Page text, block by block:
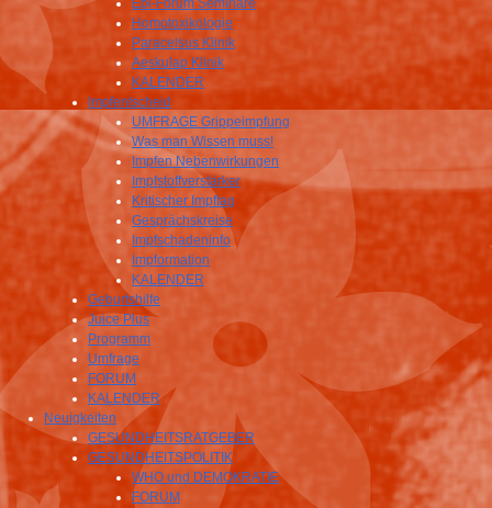
Ebi-Forum Seminare
Homotoxikologie
Paracelsus Klinik
Aeskulap Klinik
KALENDER
Impfentscheid
UMFRAGE Grippeimpfung
Was man Wissen muss!
Impfen Nebenwirkungen
Impfstoffverstärker
Kritischer Impftag
Gesprächskreise
Impfschadeninfo
Impformation
KALENDER
Geburtshilfe
Juice Plus
Programm
Umfrage
FORUM
KALENDER
Neuigkeiten
GESUNDHEITSRATGEBER
GESUNDHEITSPOLITIK
WHO und DEMOKRATIE
FORUM